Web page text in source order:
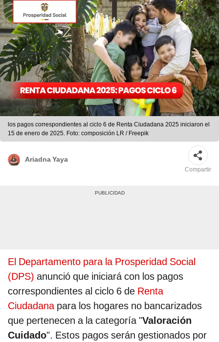
los pagos correspondientes al ciclo 6 de Renta Ciudadana 2025 iniciaron el
15 de enero de 2025. Foto: composición LR / Freepik
Ariadna Yaya
Compartir
El Departamento para la Prosperidad Social
(DPS) anunció que iniciará con los pagos
correspondientes al ciclo 6 de Renta
Ciudadanapara los hogares no bancarizados
que pertenecen a la categoría "Valoración
Cuidado". Estos pagos serán gestionados por